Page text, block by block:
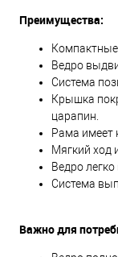
Преимущества:
Ведро
Система
Крышка
царапин.
Рама имеет
Мягкий ход
Ведро
Система
Важно для